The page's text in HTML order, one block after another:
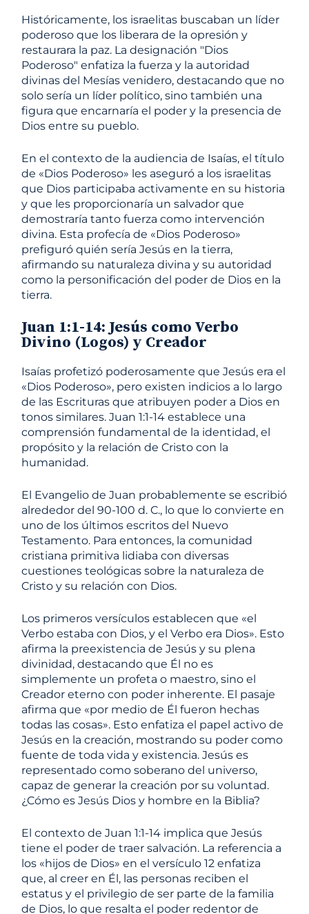
Históricamente, los israelitas buscaban un líder
poderoso que los liberara de la opresión y
restaurara la paz. La designación "Dios
Poderoso" enfatiza la fuerza y ​​la autoridad
divinas del Mesías venidero, destacando que no
solo sería un líder político, sino también una
figura que encarnaría el poder y la presencia de
Dios entre su pueblo.
En el contexto de la audiencia de Isaías, el título
de «Dios Poderoso» les aseguró a los israelitas
que Dios participaba activamente en su historia
y que les proporcionaría un salvador que
demostraría tanto fuerza como intervención
divina. Esta profecía de «Dios Poderoso»
prefiguró quién sería Jesús en la tierra,
afirmando su naturaleza divina y su autoridad
como la personificación del poder de Dios en la
tierra.
Juan 1:1-14: Jesús como Verbo
Divino (Logos) y Creador
Isaías profetizó poderosamente que Jesús era el
«Dios Poderoso», pero existen indicios a lo largo
de las Escrituras que atribuyen poder a Dios en
tonos similares. Juan 1:1-14 establece una
comprensión fundamental de la identidad, el
propósito y la relación de Cristo con la
humanidad.
El Evangelio de Juan probablemente se escribió
alrededor del 90-100 d. C., lo que lo convierte en
uno de los últimos escritos del Nuevo
Testamento. Para entonces, la comunidad
cristiana primitiva lidiaba con diversas
cuestiones teológicas sobre la naturaleza de
Cristo y su relación con Dios.
Los primeros versículos establecen que «el
Verbo estaba con Dios, y el Verbo era Dios». Esto
afirma la preexistencia de Jesús y su plena
divinidad, destacando que Él no es
simplemente un profeta o maestro, sino el
Creador eterno con poder inherente. El pasaje
afirma que «por medio de Él fueron hechas
todas las cosas». Esto enfatiza el papel activo de
Jesús en la creación, mostrando su poder como
fuente de toda vida y existencia. Jesús es
representado como soberano del universo,
capaz de generar la creación por su voluntad.
¿Cómo es Jesús Dios y hombre en la Biblia?
El contexto de Juan 1:1-14 implica que Jesús
tiene el poder de traer salvación. La referencia a
los «hijos de Dios» en el versículo 12 enfatiza
que, al creer en Él, las personas reciben el
estatus y el privilegio de ser parte de la familia
de Dios, lo que resalta el poder redentor de